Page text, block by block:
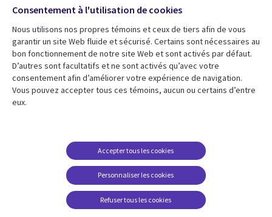
Fusions
Ressources
Library
Links
Articles
Blog
Support
Legal
Accessibilité
conditions juridiques
FAQ Carrières
Centre de gestion des
témoins
Social
Media
FRANCE
Consentement à l'utilisation de cookies
Nous utilisons nos propres témoins et ceux de tiers afin de vous
garantir un site Web fluide et sécurisé. Certains sont nécessaires au
bon fonctionnement de notre site Web et sont activés par défaut.
D’autres sont facultatifs et ne sont activés qu’avec votre
consentement afin d’améliorer votre expérience de navigation.
Vous pouvez accepter tous ces témoins, aucun ou certains d’entre
eux.
Personnaliser les cookies
Accepter tous les cookies
Refuser tous les cookies